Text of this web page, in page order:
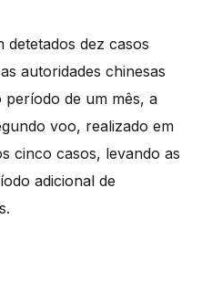
dez casos
autoridades chinesas
período de um mês, a
voo, realizado em
cinco casos, levando as
adicional de